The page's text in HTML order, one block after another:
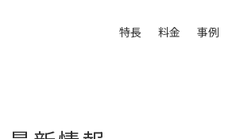
特長 料金 事例
料金シミュレーション